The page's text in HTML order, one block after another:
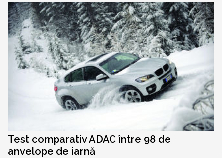
Test comparativ ADAC între 98 de
anvelope de iarnă